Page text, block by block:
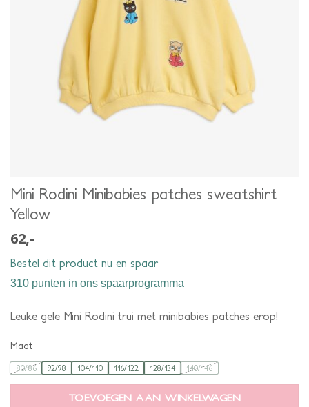
Mini Rodini Minibabies patches sweatshirt
Yellow
62,-
Bestel dit product nu en spaar
310 punten in ons spaarprogramma
Leuke gele Mini Rodini trui met minibabies patches erop!
Maat
80/86 92/98 104/110 116/122 128/134 140/146
TOEVOEGEN AAN WINKELWAGEN